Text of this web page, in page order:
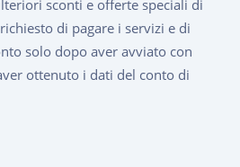
sconti e offerte speciali di
di pagare i servizi e di
solo dopo aver avviato con
ottenuto i dati del conto di